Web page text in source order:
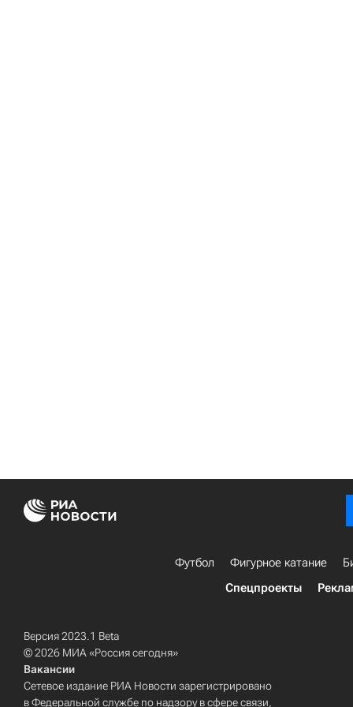
Футбол Фигурное катание
Спецпроекты
Версия 2023.1 Beta
© 2026 МИА «Россия сегодня»
Вакансии
Сетевое издание РИА Новости зарегистрировано
в Федеральной службе по надзору в сфере связи,